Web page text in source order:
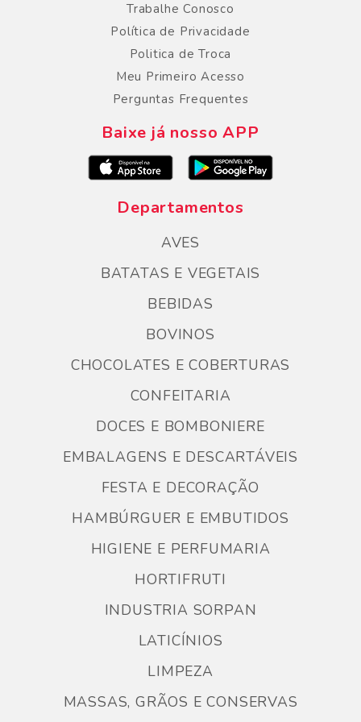
Trabalhe Conosco
Política de Privacidade
Politica de Troca
Meu Primeiro Acesso
Perguntas Frequentes
Baixe já nosso APP
Departamentos
AVES
BATATAS E VEGETAIS
BEBIDAS
BOVINOS
CHOCOLATES E COBERTURAS
CONFEITARIA
DOCES E BOMBONIERE
EMBALAGENS E DESCARTÁVEIS
FESTA E DECORAÇÃO
HAMBÚRGUER E EMBUTIDOS
HIGIENE E PERFUMARIA
HORTIFRUTI
INDUSTRIA SORPAN
LATICÍNIOS
LIMPEZA
MASSAS, GRÃOS E CONSERVAS